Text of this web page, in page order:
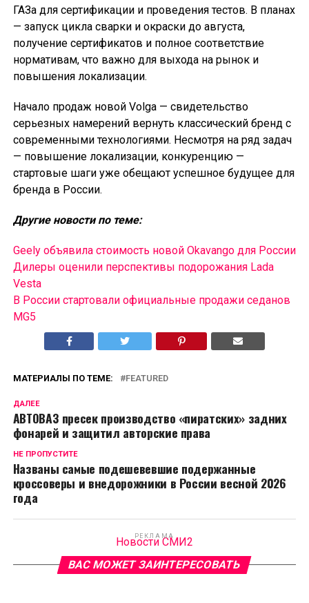
ГАЗа для сертификации и проведения тестов. В планах
— запуск цикла сварки и окраски до августа,
получение сертификатов и полное соответствие
нормативам, что важно для выхода на рынок и
повышения локализации.
Начало продаж новой Volga — свидетельство
серьезных намерений вернуть классический бренд с
современными технологиями. Несмотря на ряд задач
— повышение локализации, конкуренцию —
стартовые шаги уже обещают успешное будущее для
бренда в России.
Другие новости по теме:
Geely объявила стоимость новой Okavango для России
Дилеры оценили перспективы подорожания Lada
Vesta
В России cтартовали официальные продажи седанов
MG5
МАТЕРИАЛЫ ПО ТЕМЕ: FEATURED
ДАЛЕЕ
АВТОВАЗ пресек производство «пиратских» задних
фонарей и защитил авторские права
НЕ ПРОПУСТИТЕ
Названы самые подешевевшие подержанные
кроссоверы и внедорожники в России весной 2026
года
РЕКЛАМА
Новости СМИ2
ВАС МОЖЕТ ЗАИНТЕРЕСОВАТЬ